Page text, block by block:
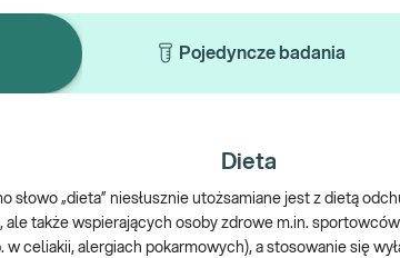
Pojedyncze badania
Dieta
„dieta” niesłusznie utożsamiane jest z dietą
także wspierających osoby zdrowe m.in.
celiakii, alergiach pokarmowych), a stosowanie się